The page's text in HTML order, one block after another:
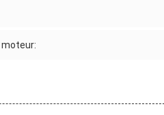
moteur: